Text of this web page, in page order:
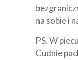
na sobie i
PS. W
Cudnie